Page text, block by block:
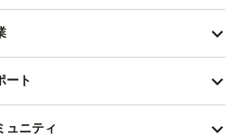
ート
ュニティ